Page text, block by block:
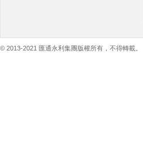
© 2013-2021 匯通永利集團版權所有，不得轉載。